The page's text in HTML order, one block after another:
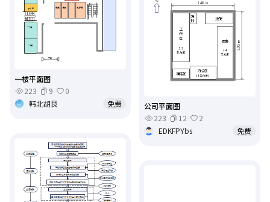
一楼平面图
223
9
0
韩北胡艮
免费
公司平面图
223
12
2
EDKFPYbs
免费